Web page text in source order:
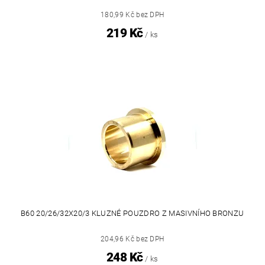
180,99 Kč bez DPH
219 Kč / ks
B60 20/26/32X20/3 KLUZNÉ POUZDRO Z MASIVNÍHO BRONZU
204,96 Kč bez DPH
248 Kč / ks